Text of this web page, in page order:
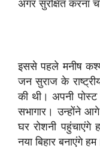
अगर सुरक्षित करना
इससे पहले मनीष
जन सुराज के
की थी। अपनी
सभागार। उन्होंने
घर रोशनी पहुंचाएंगे
नया बिहार बनाएंगे